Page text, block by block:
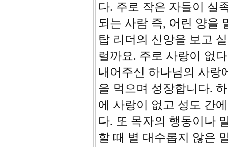
다. 주로 작은 자들이 실
되는 사람 즉, 어린 양을
탑 리더의 신앙을 보고
럴까요. 주로 사랑이 없
내어주신 하나님의 사랑
을 먹으며 성장합니다.
에 사랑이 없고 성도 간
다. 또 목자의 행동이나
할 때 별 대수롭지 않은